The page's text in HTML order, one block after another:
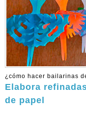
¿cómo hacer bailarinas
Elabora
de papel